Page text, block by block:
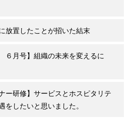
放置したことが招いた結末
６月号】組織の未来を変えるに
ー研修】サービスとホスピタリテ
をしたいと思いました。